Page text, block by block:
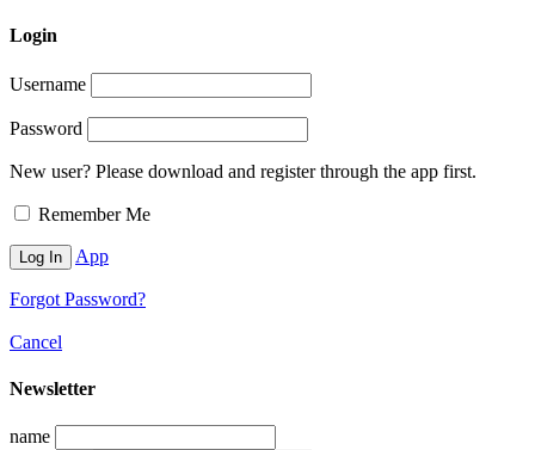
Login
Username
Password
New user? Please download and register through the app first.
Remember Me
App
Forgot Password?
Cancel
Newsletter
name